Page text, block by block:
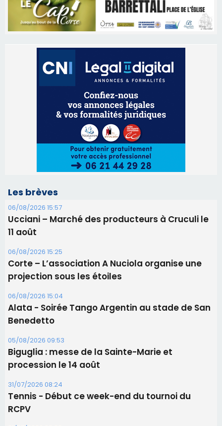
Les brèves
Ucciani – Marché des producteurs à Cruculi le
Corte – L’association A Nuciola organise une
projection sous les étoiles
Alata - Soirée Tango Argentin au stade de San
Benedetto
05/08/2026 09:53
Biguglia : messe de la Sainte-Marie et
procession le 14 août
31/07/2026 08:24
Tennis - Début ce week-end du tournoi du
RCPV
31/07/2026 08:22
82ème anniversaire de la disparition du
Commandant Antoine de Saint Exupery
Les plus lus
Satine Nomary est la nouvelle Miss Corse 2026